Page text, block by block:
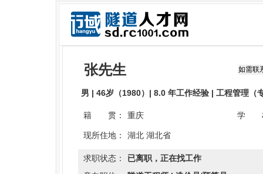
张先生
男 | 46岁（1980）| 8.0 年工作经验 | 工程管理（
籍 贯： 重庆 学
现所住地： 湖北 湖北省
求职状态：
已离职，正在找工作